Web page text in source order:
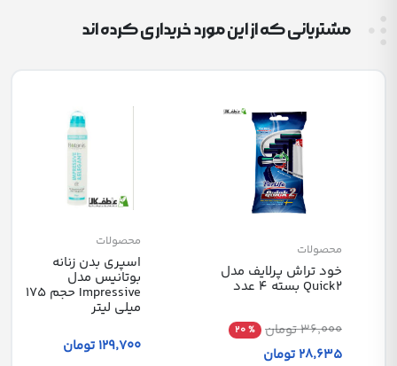
مشتریانی که از این مورد خریداری کرده اند
محصولات
خود تراش پرلایف مدل
Quick2 بسته 4 عدد
36٬000 تومان % 20
28٬635 تومان
محصولات
اسپری بدن زنانه
بوتانیس مدل
Impressive حجم 175
میلی لیتر
129٬700 تومان